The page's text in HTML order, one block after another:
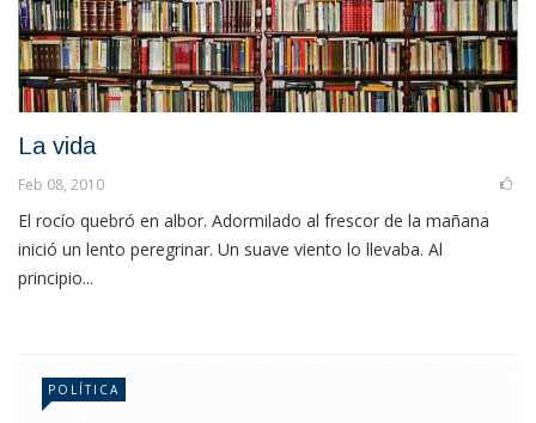
La vida
Feb 08, 2010
El rocío quebró en albor. Adormilado al frescor de la mañana
inició un lento peregrinar. Un suave viento lo llevaba. Al
principio...
POLÍTICA